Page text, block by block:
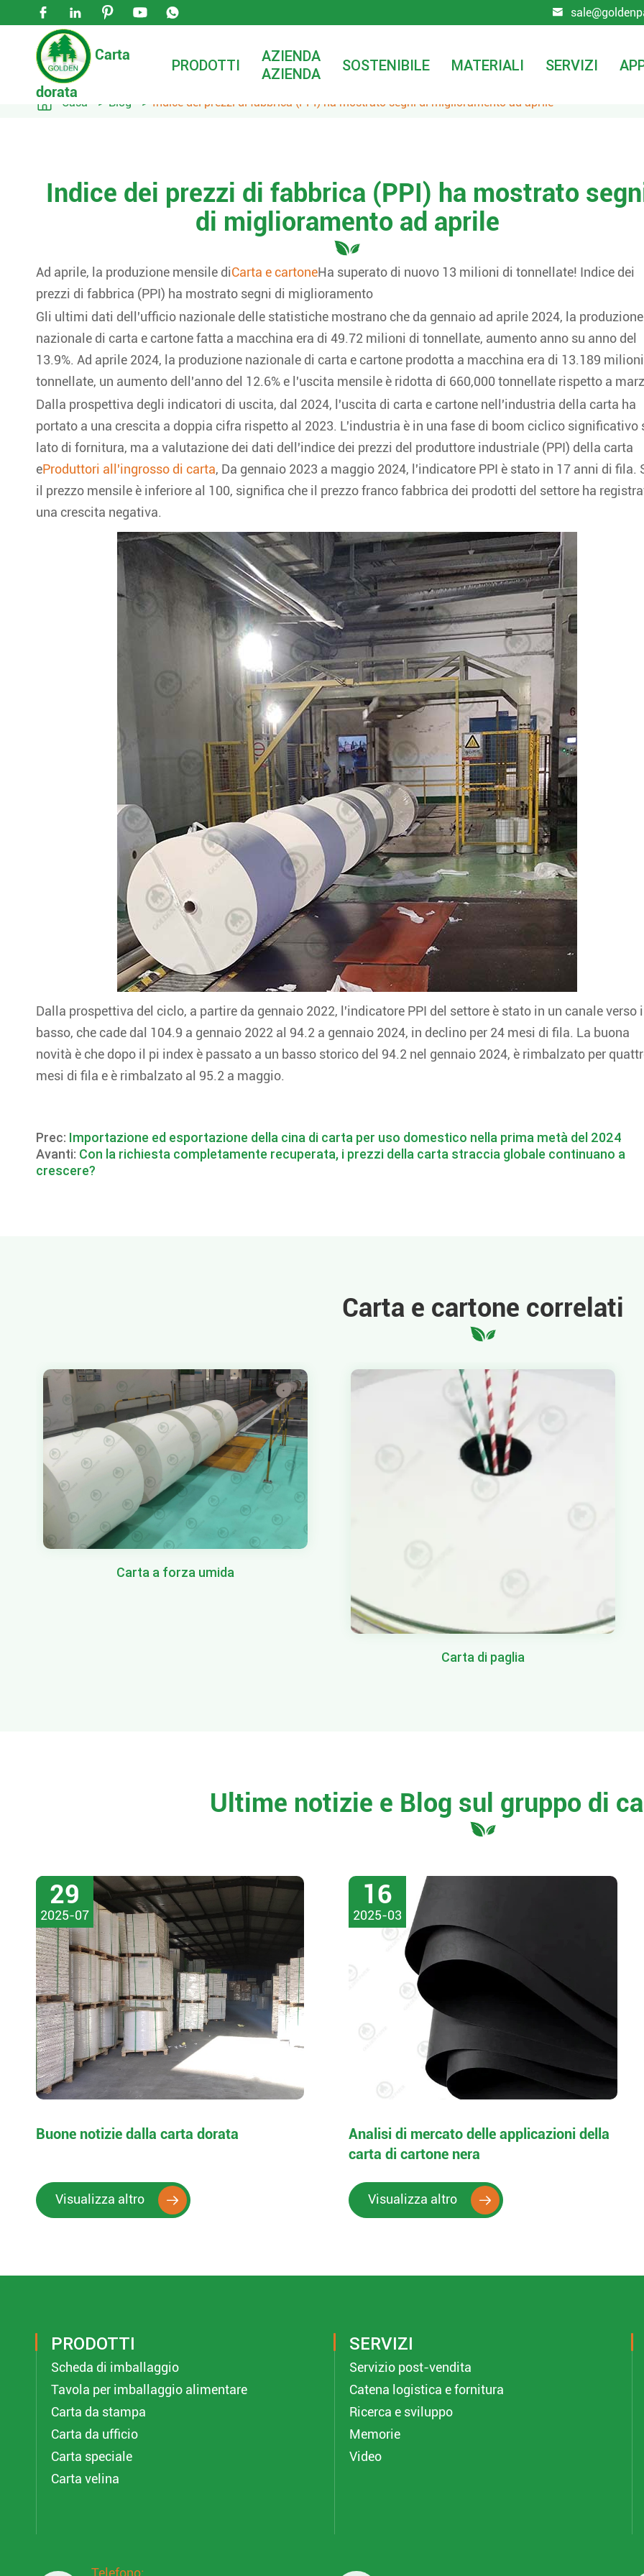
     
Carta
dorata
PRODOTTI
AZIENDA
AZIENDA
SOSTENIBILE MATERIALI SERVIZI
 Casa Blog Indice dei prezzi di fabbrica (PPI) ha mostrato segni di miglioramento ad aprile
Indice dei prezzi di fabbrica (PPI) ha mostrato
di miglioramento ad aprile
Ad aprile, la produzione mensile diCarta e cartoneHa superato di nuovo 13 milioni di tonnellate! Indice dei
prezzi di fabbrica (PPI) ha mostrato segni di miglioramento
Gli ultimi dati dell'ufficio nazionale delle statistiche mostrano che da gennaio ad aprile 2024, la produzione
nazionale di carta e cartone fatta a macchina era di 49.72 milioni di tonnellate, aumento anno su anno del
13.9%. Ad aprile 2024, la produzione nazionale di carta e cartone prodotta a macchina era di 13.189
tonnellate, un aumento dell'anno del 12.6% e l'uscita mensile è ridotta di 660,000 tonnellate rispetto a
Dalla prospettiva degli indicatori di uscita, dal 2024, l'uscita di carta e cartone nell'industria della carta ha
portato a una crescita a doppia cifra rispetto al 2023. L'industria è in una fase di boom ciclico significativo
lato di fornitura, ma a valutazione dei dati dell'indice dei prezzi del produttore industriale (PPI) della carta
eProduttori all'ingrosso di carta, Da gennaio 2023 a maggio 2024, l'indicatore PPI è stato in 17 anni di fila.
il prezzo mensile è inferiore al 100, significa che il prezzo franco fabbrica dei prodotti del settore ha
una crescita negativa.
Dalla prospettiva del ciclo, a partire da gennaio 2022, l'indicatore PPI del settore è stato in un canale verso
basso, che cade dal 104.9 a gennaio 2022 al 94.2 a gennaio 2024, in declino per 24 mesi di fila. La buona
novità è che dopo il pi index è passato a un basso storico del 94.2 nel gennaio 2024, è rimbalzato per
mesi di fila e è rimbalzato al 95.2 a maggio.
Prec: Importazione ed esportazione della cina di carta per uso domestico nella prima metà del 2024
Avanti: Con la richiesta completamente recuperata, i prezzi della carta straccia globale continuano a
crescere?
Carta e cartone correlati
Carta a forza umida
Carta di paglia
Ultime notizie e Blog sul gruppo di
29
2025-07
Buone notizie dalla carta dorata
Visualizza altro 
16
2025-03
Analisi di mercato delle applicazioni della
carta di cartone nera
Visualizza altro 
PRODOTTI
Scheda di imballaggio
Tavola per imballaggio alimentare
Carta da stampa
Carta da ufficio
Carta speciale
Carta velina
SERVIZI
Servizio post-vendita
Catena logistica e fornitura
Ricerca e sviluppo
Memorie
Video
Telefono: